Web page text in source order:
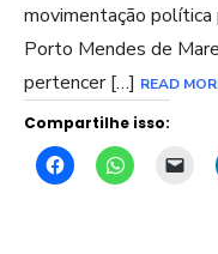
movimentação
Porto Mendes de
pertencer […] READ
Compartilhe isso: